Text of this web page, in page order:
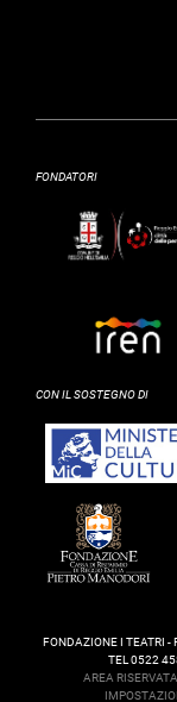
FONDATORI
CON IL SOSTEGNO DI
FONDAZIONE I TEATRI -
TEL 0522
AREA RISERVATA